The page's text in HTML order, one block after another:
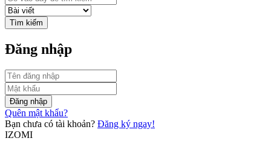
Tìm kiếm
Đăng nhập
Đăng nhập
Quên mật khẩu?
Bạn chưa có tài khoản? Đăng ký ngay!
IZOMI